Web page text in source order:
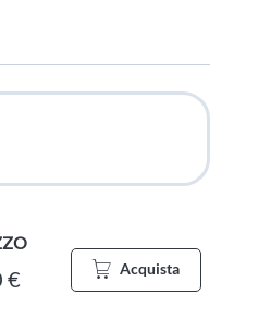
€ Acquista